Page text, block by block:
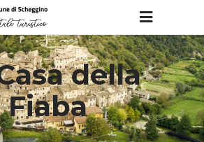
della
Fiaba